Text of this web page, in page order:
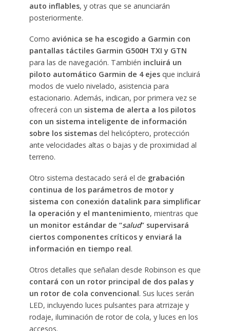
auto inflables, y otras que se anunciarán
posteriormente.
Como aviónica se ha escogido a Garmin con
pantallas táctiles Garmin G500H TXI y GTN
para las de navegación. También incluirá un
piloto automático Garmin de 4 ejesque incluirá
modos de vuelo nivelado, asistencia para
estacionario. Además, indican, por primera vez se
ofrecerá con un sistema de alerta a los pilotos
con un sistema inteligente de información
sobre los sistemasdel helicóptero, protección
ante velocidades altas o bajas y de proximidad al
terreno.
Otro sistema destacado será el de grabación
continua de los parámetros de motor y
sistema con conexión datalink para simplificar
la operación y el mantenimiento, mientras que
un monitor estándar de “salud” supervisará
ciertos componentes críticos y enviará la
información en tiempo real.
Otros detalles que señalan desde Robinson es que
contará con un rotor principal de dos palas y
un rotor de cola convencional. Sus luces serán
LED, incluyendo luces pulsantes para atrrizaje y
rodaje, iluminación de rotor de cola, y luces en los
accesos.